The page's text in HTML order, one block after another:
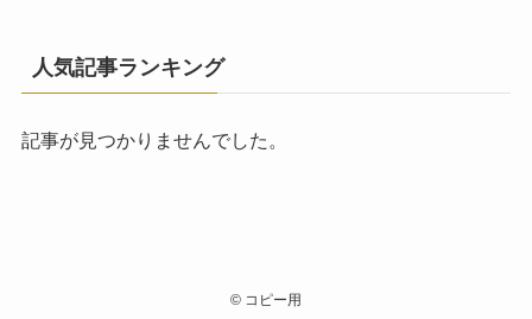
人気記事ランキング
記事が見つかりませんでした。
© コピー用